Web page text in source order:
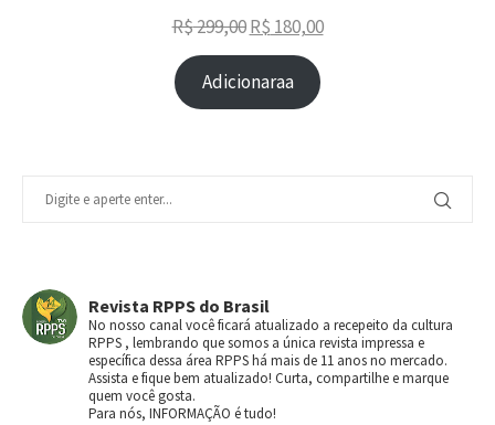
R$299,00 R$ 180,00
Adicionaraa
Revista RPPS do Brasil
No nosso canal você ficará atualizado a recepeito da cultura
RPPS , lembrando que somos a única revista impressa e
específica dessa área RPPS há mais de 11 anos no mercado.
Assista e fique bem atualizado! Curta, compartilhe e marque
quem você gosta.
Para nós, INFORMAÇÃO é tudo!